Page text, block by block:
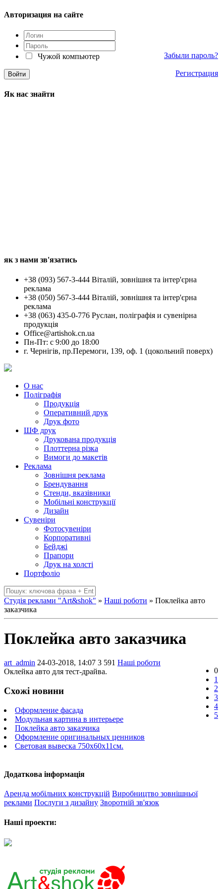
Авторизация на сайте
Чужой компьютер Забыли пароль?
Регистрация
Як нас знайти
як з нами зв'язатись
+38 (093) 567-3-444 Віталій, зовнішня та інтер'єрна
реклама
+38 (050) 567-3-444 Віталій, зовнішня та інтер'єрна
реклама
+38 (063) 435-0-776 Руслан, поліграфія и сувенірна
продукція
Office@artishok.cn.ua
Пн-Пт: c 9:00 до 18:00
г. Чернігів, пр.Перемоги, 139, оф. 1 (цокольний поверх)
О нас
Поліграфія
Продукція
Оперативний друк
Друк фото
ШФ друк
Друкована продукція
Плоттерна різка
Вимоги до макетів
Реклама
Зовнішня реклама
Брендування
Стенди, вказівники
Мобільні конструкції
Дизайн
Сувеніри
Фотосувеніри
Корпоративні
Бейджі
Прапори
Друк на холсті
Портфоліо
Студія реклами "Art&shok" » Наші роботи » Поклейка авто
заказчика
Поклейка авто заказчика
art_admin 24-03-2018, 14:07 3 591 Наші роботи
0
1
2
3
4
5
Оклейка авто для тест-драйва.
Схожі новини
Оформление фасада
Модульная картина в интерьере
Поклейка авто заказчика
Оформление оригинальных ценников
Световая вывеска 750х60х11см.
Додаткова інформація
Аренда мобільних конструкцій Виробництво зовнішньої
реклами Послуги з дизайну Зворотній зв'язок
Наші проекти: